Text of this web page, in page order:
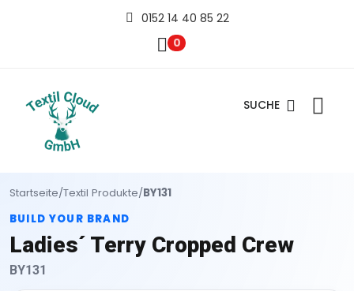
0152 14 40 85 22
0
SUCHE
Startseite/Textil Produkte/BY131
BUILD YOUR BRAND
Ladies´ Terry Cropped Crew
BY131